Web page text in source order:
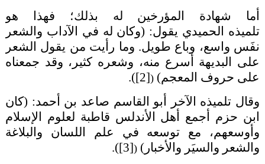
أما شهادة المؤرخين له بذلك؛ فهذا هو
تلميذه
الحميدي يقول: (وكان له في الآداب والشعر
نفَس واسع، وباع طويل. وما رأيت من يقول الشعر
على البديهة أسرع منه، وشعره كثير، وقد جمعناه
على حروف المعجم) (
[2]
)
.
وقال تلميذه الآخر أبو القاسم صاعد بن أحمد: (كان
ابن حزم أجمع أهل الأندلس قاطبة لعلوم الإسلام
وأوسعهم، مع توسعه في علم اللسان والبلاغة
والشعر والسيَر والأخبار) (
[3]
)
.